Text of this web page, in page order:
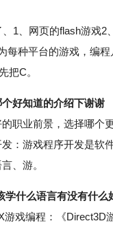
、网页的flash游戏2
每种平台的游戏，编
把C。
好知道的介绍下谢谢
业前景，选择哪个
：游戏程序开发是
、游。
什么语言有没有什么
编程：《Direct3D